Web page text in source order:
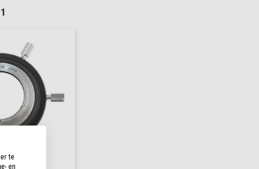
te
en